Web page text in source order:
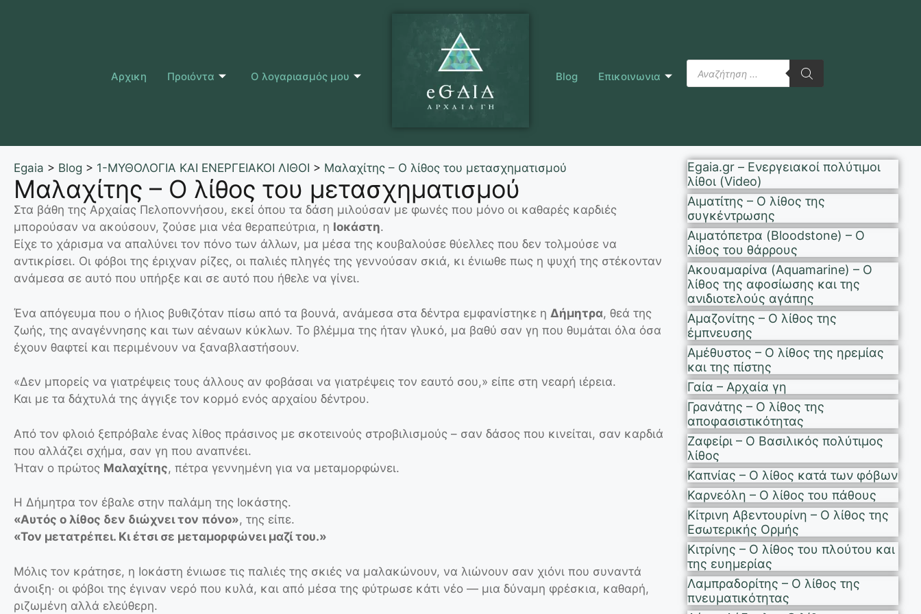
Αρχικη Προιόντα Ο λογαριασμός μου Blog Επικοινωνια
Egaia > Blog > 1-ΜΥΘΟΛΟΓΙΑ ΚΑΙ ΕΝΕΡΓΕΙΑΚΟΙ ΛΙΘΟΙ > Μαλαχίτης – Ο λίθος του μετασχηματισμού
Μαλαχίτης – Ο λίθος του μετασχηματισμού
Στα βάθη της Αρχαίας Πελοποννήσου, εκεί όπου τα δάση μιλούσαν με φωνές που μόνο οι καθαρές καρδιές
μπορούσαν να ακούσουν, ζούσε μια νέα θεραπεύτρια, η Ιοκάστη.
Είχε το χάρισμα να απαλύνει τον πόνο των άλλων, μα μέσα της κουβαλούσε θύελλες που δεν τολμούσε να
αντικρίσει. Οι φόβοι της έριχναν ρίζες, οι παλιές πληγές της γεννούσαν σκιά, κι ένιωθε πως η ψυχή της στέκονταν
ανάμεσα σε αυτό που υπήρξε και σε αυτό που ήθελε να γίνει.
Ένα απόγευμα που ο ήλιος βυθιζόταν πίσω από τα βουνά, ανάμεσα στα δέντρα εμφανίστηκε η Δήμητρα, θεά της
ζωής, της αναγέννησης και των αέναων κύκλων. Το βλέμμα της ήταν γλυκό, μα βαθύ σαν γη που θυμάται όλα όσα
έχουν θαφτεί και περιμένουν να ξαναβλαστήσουν.
«Δεν μπορείς να γιατρέψεις τους άλλους αν φοβάσαι να γιατρέψεις τον εαυτό σου,» είπε στη νεαρή ιέρεια.
Και με τα δάχτυλά της άγγιξε τον κορμό ενός αρχαίου δέντρου.
Από τον φλοιό ξεπρόβαλε ένας λίθος πράσινος με σκοτεινούς στροβιλισμούς – σαν δάσος που κινείται, σαν καρδιά
που αλλάζει σχήμα, σαν γη που αναπνέει.
Ήταν ο πρώτος Μαλαχίτης, πέτρα γεννημένη για να μεταμορφώνει.
Η Δήμητρα τον έβαλε στην παλάμη της Ιοκάστης.
«Αυτός ο λίθος δεν διώχνει τον πόνο», της είπε.
«Τον μετατρέπει. Κι έτσι σε μεταμορφώνει μαζί του.»
Μόλις τον κράτησε, η Ιοκάστη ένιωσε τις παλιές της σκιές να μαλακώνουν, να λιώνουν σαν χιόνι που συναντά
άνοιξη· οι φόβοι της έγιναν νερό που κυλά, και από μέσα της φύτρωσε κάτι νέο — μια δύναμη φρέσκια, καθαρή,
ριζωμένη αλλά ελεύθερη.
Egaia.gr – Ενεργειακοί πολύτιμοι
λίθοι (Video)
Αιματίτης – Ο λίθος της
συγκέντρωσης
Αιματόπετρα (Bloodstone) – Ο
λίθος του θάρρους
Ακουαμαρίνα (Aquamarine) – Ο
λίθος της αφοσίωσης και της
ανιδιοτελούς αγάπης
Αμαζονίτης – Ο λίθος της
έμπνευσης
Αμέθυστος – Ο λίθος της ηρεμίας
και της πίστης
Γαία – Αρχαία γη
Γρανάτης – Ο λίθος της
αποφασιστικότητας
Ζαφείρι – Ο Βασιλικός πολύτιμος
λίθος
Καπνίας – Ο λίθος κατά των φόβων
Καρνεόλη – Ο λίθος του πάθους
Κίτρινη Αβεντουρίνη – Ο λίθος της
Εσωτερικής Ορμής
Κιτρίνης – Ο λίθος του πλούτου και
της ευημερίας
Λαμπραδορίτης – Ο λίθος της
πνευματικότητας